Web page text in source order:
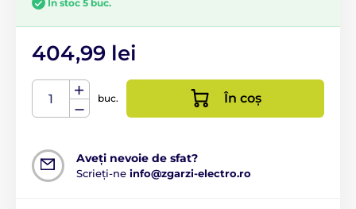
În stoc 5 buc.
404,99 lei
buc. În coș
Aveți nevoie de sfat?
Scrieți-ne info@zgarzi-electro.ro